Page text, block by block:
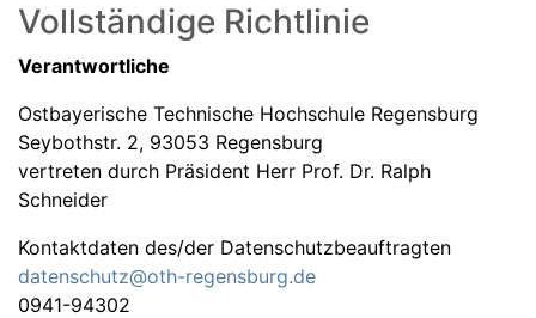
Vollständige Richtlinie
Verantwortliche
Ostbayerische Technische Hochschule Regensburg
Seybothstr. 2, 93053 Regensburg
vertreten durch Präsident Herr Prof. Dr. Ralph
Schneider
Kontaktdaten des/der Datenschutzbeauftragten
datenschutz@oth-regensburg.de
0941-94302